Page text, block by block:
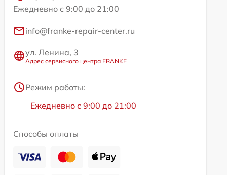
Ежедневно с 9:00 до 21:00
info@franke-repair-center.ru
ул. Ленина, 3
Адрес сервисного центра FRANKE
Режим работы:
Ежедневно с 9:00 до 21:00
Способы оплаты